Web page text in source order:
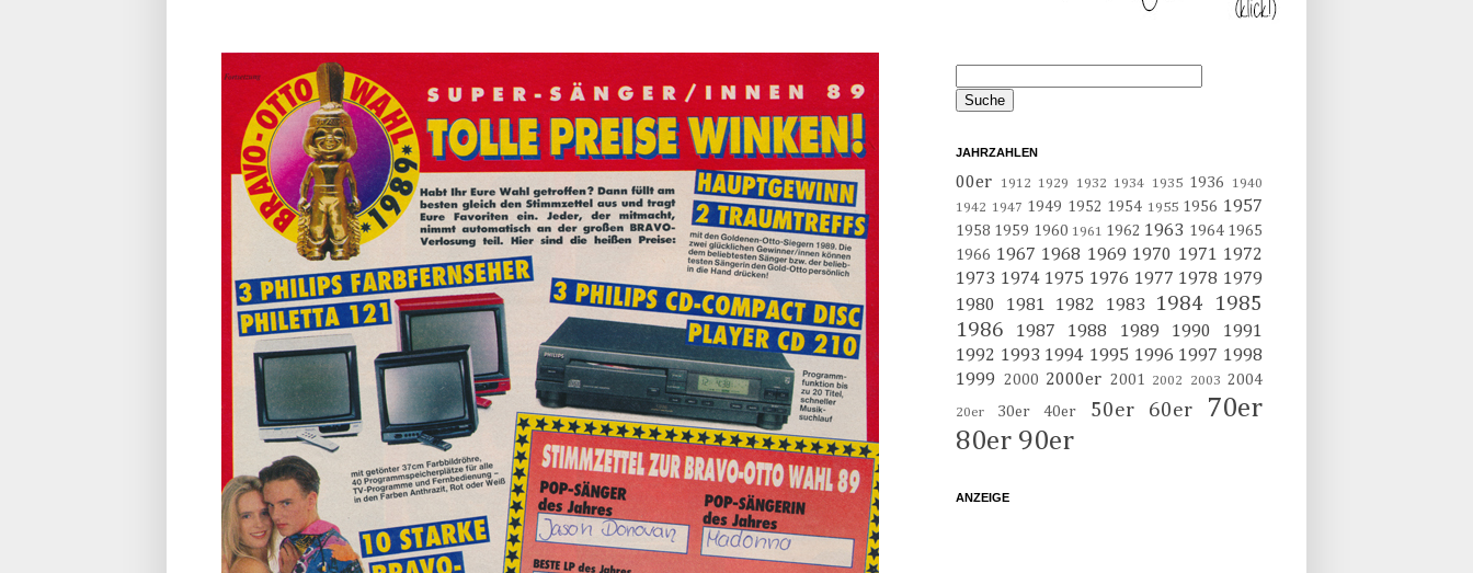
JAHRZAHLEN
00er 1912 1929 1932 1934 1935 1936
1940
1942 1947 1949 1952 1954 1955 1956 1957
1958 1959 1960 1961 1962 1963 1964 1965
1966 1967 1968 1969 1970 1971 1972
1973 1974 1975 1976 1977 1978 1979
1980
1981 1982 1983 1984
1985
1986
1987 1988 1989 1990
1991
1992 1993 1994 1995 1996 1997 1998
1999
2000 2000er 2001 2002 2003 2004
20er 30er 40er 50er 60er
70er
80er 90er
ANZEIGE